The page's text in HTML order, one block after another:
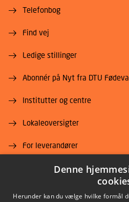
Telefonbog
Find vej
Ledige stillinger
Abonnér på Nyt fra DTU
Institutter og centre
Lokaleoversigter
For leverandører
Job og karriere
Denne
Herunder kan du vælge hvilke formål